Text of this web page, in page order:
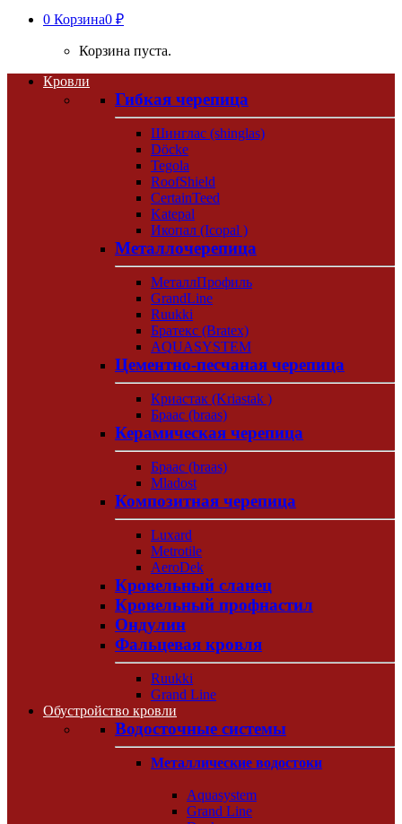
0 Корзина0 ₽
Корзина пуста.
Кровли
Гибкая черепица
Шинглас (shinglas)
Döcke
Tegola
RoofShield
CertainTeed
Katepal
Икопал (Icopal )
Металлочерепица
МеталлПрофиль
GrandLine
Ruukki
Братекс (Bratex)
AQUASYSTEM
Цементно-песчаная черепица
Криастак (Kriastak )
Браас (braas)
Керамическая черепица
Браас (braas)
Mladost
Композитная черепица
Luxard
Metrotile
AeroDek
Кровельный сланец
Кровельный профнастил
Ондулин
Фальцевая кровля
Ruukki
Grand Line
Обустройство кровли
Водосточные системы
Металлические водостоки
Aquasystem
Grand Line